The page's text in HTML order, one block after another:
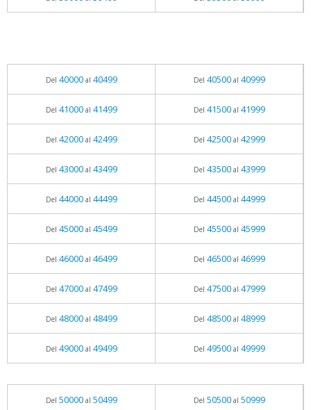
Del 40000al 40499 Del 40500al 40999
Del 41000al 41499 Del 41500al 41999
Del 42000al 42499 Del 42500al 42999
Del 43000al 43499 Del 43500al 43999
Del 44000al 44499 Del 44500al 44999
Del 45000al 45499 Del 45500al 45999
Del 46000al 46499 Del 46500al 46999
Del 47000al 47499 Del 47500al 47999
Del 48000al 48499 Del 48500al 48999
Del 49000al 49499 Del 49500al 49999
Del 50000al 50499 Del 50500al 50999